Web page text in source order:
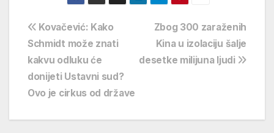
Navigacija
objava
Zbog 300 zaraženih
Kina u izolaciju šalje
desetke milijuna ljudi
Kovačević: Kako
Schmidt može znati
kakvu odluku će
donijeti Ustavni sud?
Ovo je cirkus od države